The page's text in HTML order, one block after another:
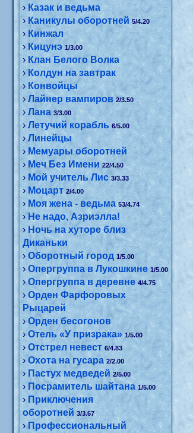
›Казак и ведьма
›Каникулы оборотней 5/4.20
›Кинжал
›Кицунэ 1/3.00
›Клан Белого Волка
› Колдун на завтрак
›Конвойцы
›Лайнер вампиров 2/3.50
›Лана 3/3.00
›Летучий корабль 6/5.00
›Линейцы
›Мемуары оборотней
›Меч Без Имени 22/4.50
›Мой учитель Лис 3/3.33
›Моцарт 2/4.00
›Моя жена - ведьма 53/4.74
› Не надо, Азриэлла!
›Ночь на хуторе близ
Диканьки
›Оборотный город 1/5.00
›Опергруппа в Лукошкине 1/5.00
›Опергруппа в деревне 4/4.75
›Орден Фарфоровых
Рыцарей
›Орден бесогонов
›Отель «У призрака» 1/5.00
›Отстрел невест 6/4.83
›Охота на гусара 2/2.00
›Пастух медведей 2/5.00
›Посрамитель шайтана 1/5.00
›Приключения
оборотней 3/3.67
›Профессиональный